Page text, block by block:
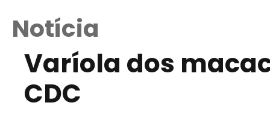
Notícia
Varíola dos
CDC